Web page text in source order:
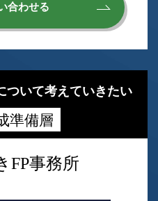
合わせる
ついて考えていきたい
準備層
FP事務所